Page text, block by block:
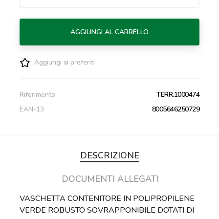
AGGIUNGI AL CARRELLO
Aggiungi ai preferiti
Riferimento
TERR.1000474
EAN-13
8005646250729
DESCRIZIONE
DOCUMENTI ALLEGATI
VASCHETTA CONTENITORE IN POLIPROPILENE
VERDE ROBUSTO SOVRAPPONIBILE DOTATI DI